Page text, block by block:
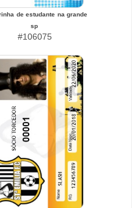
de estudante na grande
sp
#106075